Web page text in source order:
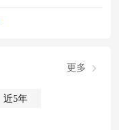
更多
近5年